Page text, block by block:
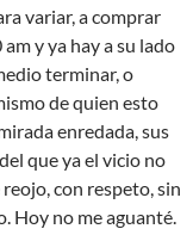
variar, a comprar
y ya hay a su lado
terminar, o
de quien esto
enredada, sus
que ya el vicio no
reojo, con respeto, sin
Hoy no me aguanté.